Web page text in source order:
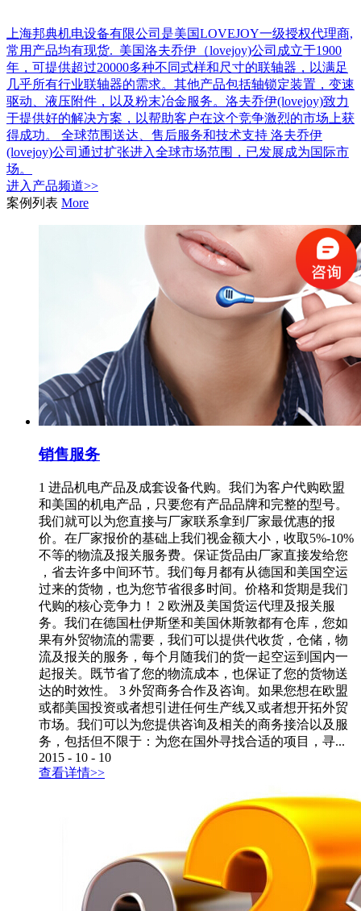
上海邦典机电设备有限公司是美国LOVEJOY一级授权代理商,
常用产品均有现货. 美国洛夫乔伊（lovejoy)公司成立于1900
年，可提供超过20000多种不同式样和尺寸的联轴器，以满足
几乎所有行业联轴器的需求。其他产品包括轴锁定装置，变速
驱动、液压附件，以及粉末冶金服务。洛夫乔伊(lovejoy)致力
于提供好的解决方案，以帮助客户在这个竞争激烈的市场上获
得成功。 全球范围送达、售后服务和技术支持 洛夫乔伊
(lovejoy)公司通过扩张进入全球市场范围，已发展成为国际市
场。
进入 产品频道>>
案例列表 More
销售服务
1 进品机电产品及成套设备代购。我们为客户代购欧盟
和美国的机电产品，只要您有产品品牌和完整的型号。
我们就可以为您直接与厂家联系拿到厂家最优惠的报
价。在厂家报价的基础上我们视金额大小，收取5%-10%
不等的物流及报关服务费。保证货品由厂家直接发给您
，省去许多中间环节。我们每月都有从德国和美国空运
过来的货物，也为您节省很多时间。价格和货期是我们
代购的核心竞争力！ 2 欧洲及美国货运代理及报关服
务。我们在德国杜伊斯堡和美国休斯敦都有仓库，您如
果有外贸物流的需要，我们可以提供代收货，仓储，物
流及报关的服务，每个月随我们的货一起空运到国内一
起报关。既节省了您的物流成本，也保证了您的货物送
达的时效性。 3 外贸商务合作及咨询。如果您想在欧盟
或都美国投资或者想引进任何生产线又或者想开拓外贸
市场。我们可以为您提供咨询及相关的商务接洽以及服
务，包括但不限于：为您在国外寻找合适的项目，寻...
2015 - 10 - 10
查看详情>>